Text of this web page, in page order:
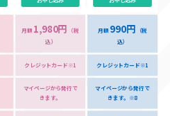
月額 1,980円
（税
込）
月額 990円
（税
込）
クレジットカード※1 クレジットカード※1
マイページから発行で
きます。
マイページから発行で
きます。※8